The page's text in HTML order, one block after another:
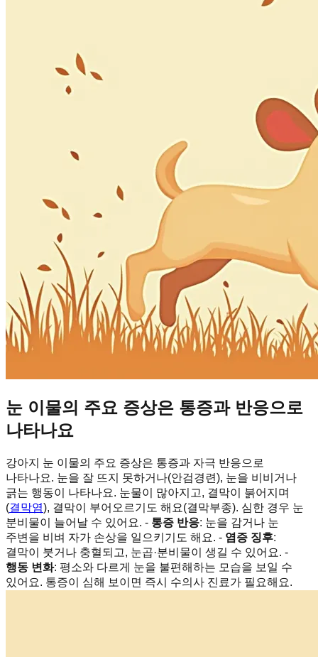
눈 이물의 주요 증상은 통증과 반응으로
나타나요
강아지 눈 이물의 주요 증상은 통증과 자극 반응으로
나타나요. 눈을 잘 뜨지 못하거나(안검경련), 눈을 비비거나
긁는 행동이 나타나요. 눈물이 많아지고, 결막이 붉어지며
(결막염), 결막이 부어오르기도 해요(결막부종). 심한 경우 눈
분비물이 늘어날 수 있어요. - 통증 반응: 눈을 감거나 눈
주변을 비벼 자가 손상을 일으키기도 해요. - 염증 징후:
결막이 붓거나 충혈되고, 눈곱·분비물이 생길 수 있어요. -
행동 변화: 평소와 다르게 눈을 불편해하는 모습을 보일 수
있어요. 통증이 심해 보이면 즉시 수의사 진료가 필요해요.